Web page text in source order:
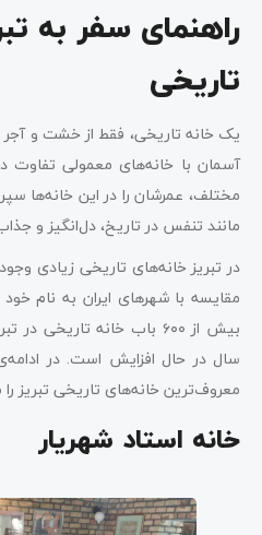
راهنمای سفر به
تاریخی
یک خانه تاریخی، فقط از خشت و
آسمان با خانه‌های معمولی تفاوت
مختلف، عمرشان را در این خانه‌ها
مانند تنفس در تاریخ، دل‌انگیز و
در تبریز خانه‌های تاریخی زیادی
مقایسه با شهرهای ایران به نام
بیش از ۶۰۰ باب خانه
سال در حال افزایش است. در
معروف‌ترین خانه‌های تاریخی تبریز
خانه استاد شهریار